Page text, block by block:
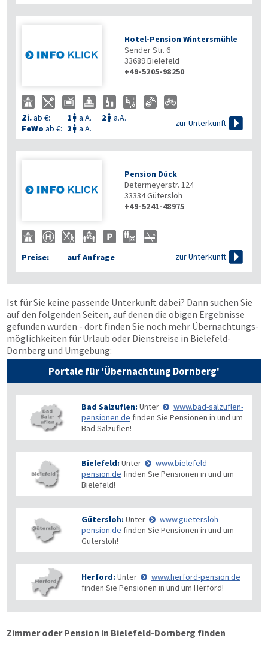
Hotel-Pension Wintersmühle
Sender Str. 6
33689Bielefeld
+49-5205-98250
Zi.ab €: 1  a.A. 2  a.A.
FeWo ab €: 2  a.A.
zur Unterkunft 
Pension Dück
Determeyerstr. 124
33334Gütersloh
+49-5241-48975
Preise: auf Anfrage zur Unterkunft 
Ist für Sie keine passende Unterkunft dabei? Dann suchen Sie
auf den folgenden Seiten, auf denen die obigen Ergebnisse
gefunden wurden - dort finden Sie noch mehr Übernachtungs­
möglichkeiten für Urlaub oder Dienstreise in Bielefeld-
Dornberg und Umgebung:
Portale für 'Übernachtung Dornberg'
Bad Salzuflen: Unter
www.bad-salzuflen-
pensionen.de finden Sie Pensionen in und um
Bad Salzuflen!
Bielefeld: Unter
www.bielefeld-
pension.de finden Sie Pensionen in und um
Bielefeld!
Gütersloh: Unter
www.guetersloh-
pension.de finden Sie Pensionen in und um
Gütersloh!
Herford: Unter
www.herford-pension.de
finden Sie Pensionen in und um Herford!
Zimmer oder Pension in Bielefeld-Dornberg finden